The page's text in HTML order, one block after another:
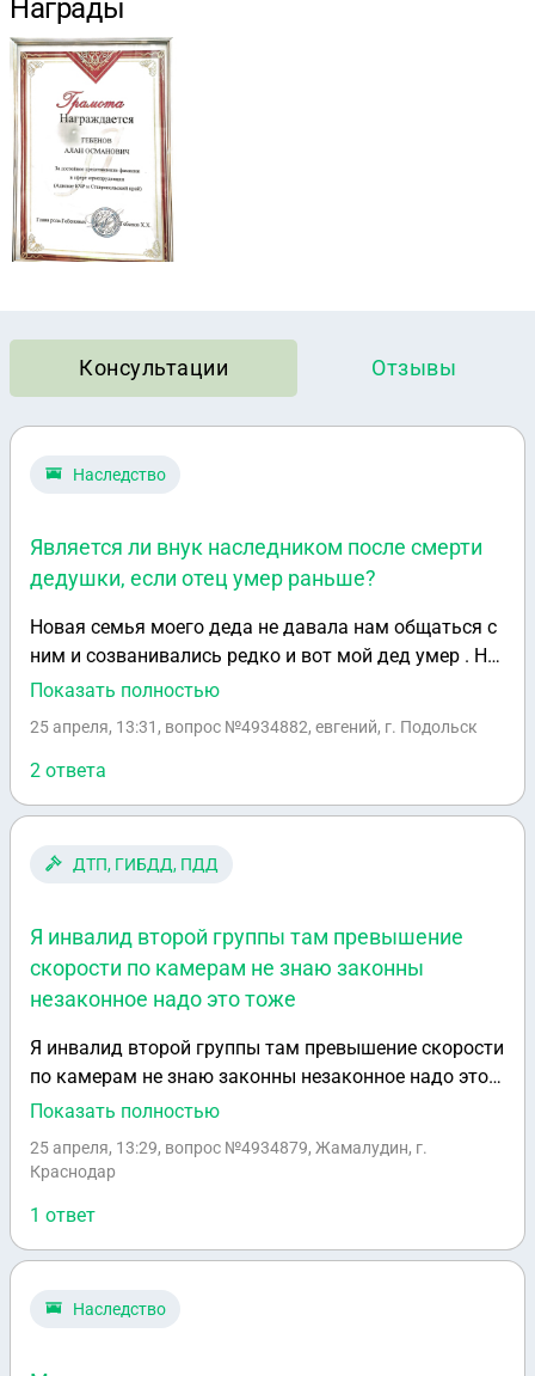
Награды
Консультации Отзывы
Наследство
Является ли внук наследником после смерти
дедушки, если отец умер раньше?
Новая семья моего деда не давала нам общаться с
ним и созванивались редко и вот мой дед умер . Но
до смерти деда умирает мой отец его сын . Я как
остались жена дочь и сын
Показать полностью
25 апреля, 13:31 , вопрос №4934882, евгений, г. Подольск
2 ответа
ДТП, ГИБДД, ПДД
Я инвалид второй группы там превышение
скорости по камерам не знаю законны
незаконное надо это тоже
Я инвалид второй группы там превышение скорости
по камерам не знаю законны незаконное надо это
тоже сертификат есть нет никто не знает
оплатил 7 50 руб банк сбербанка сняли они деньги
удерживать сумму за нарушение такого рода а не
полностью что вы можете сказать по этому поводу
Показать полностью
25 апреля, 13:29, вопрос №4934879, Жамалудин, г.
Краснодар
1 ответ
Наследство